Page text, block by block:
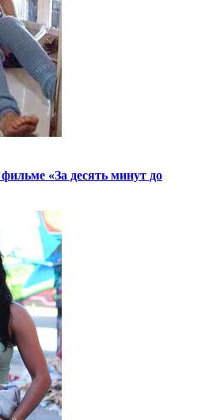
«За десять минут до